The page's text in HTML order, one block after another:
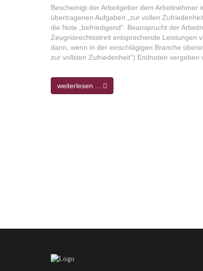
Bescheinigt der Arbeitgeber dem
übertragenen Aufgaben „zur vollen
die Note „befriedigend“. Beansprucht der
Zeugnisrechtsstreit entsprechende Leistungen
dann, wenn in der einschlägigen Branche
zur vollsten Zufriedenheit“) Endnoten vergeben
weiterlesen ...